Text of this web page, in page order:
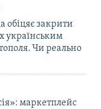
обіцяє закрити
українським
Чи реально
маркетплейс